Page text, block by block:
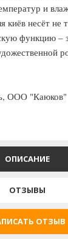
и
киёв несёт не
функцию –
ООО "Каюков"
ОПИСАНИЕ
ОТЗЫВЫ
ОТЗЫВ